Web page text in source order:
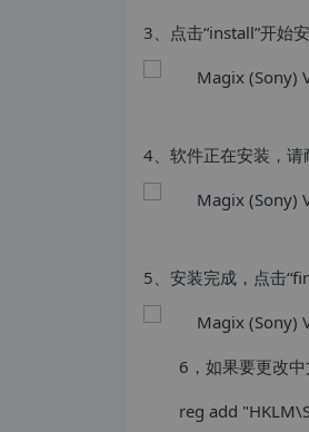
3、点击“install”开始
4、软件正在安装，请
5、安装完成，点击
6，如果要更改
reg add